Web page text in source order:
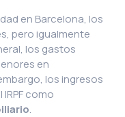
en Barcelona, los
pero igualmente
los gastos
en
los ingresos
como
.